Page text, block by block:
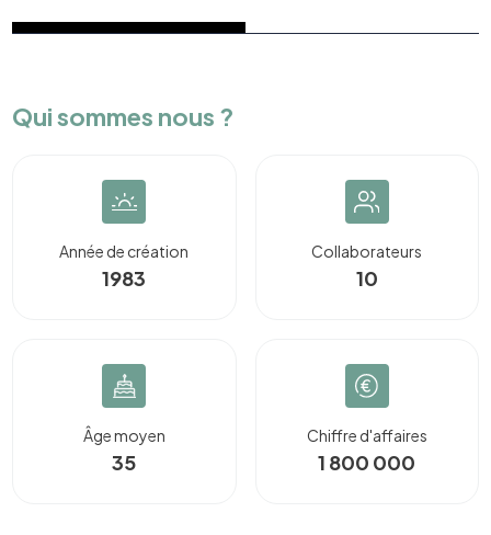
Qui sommes nous ?
Année de création
1983
Collaborateurs
10
Âge moyen
35
Chiffre d'affaires
1 800 000